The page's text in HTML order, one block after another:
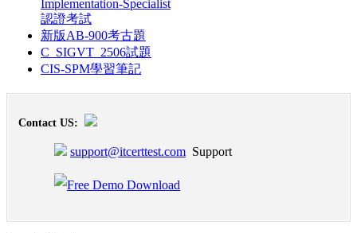
Implementation-Specialist
認證考試
新版AB-900考古題
C_SIGVT_2506試題
CIS-SPM學習筆記
Contact US:
support@itcerttest.com Support